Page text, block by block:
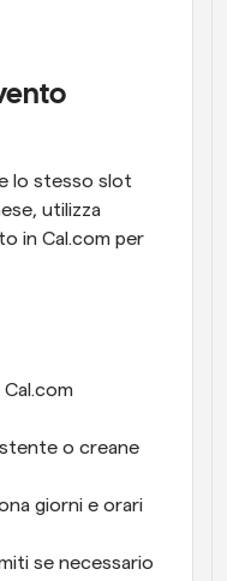
lo stesso slot
utilizza
in Cal.com per
o creane
giorni e orari
se necessario